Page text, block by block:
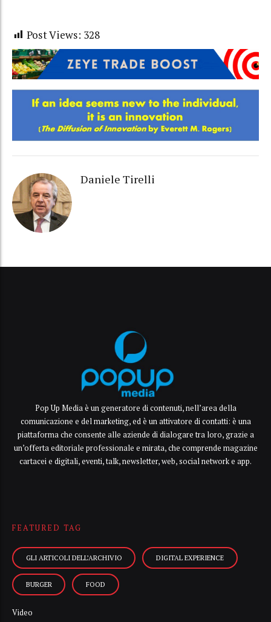
Post Views: 328
Daniele Tirelli
Pop Up Media è un generatore di contenuti, nell’area della
comunicazione e del marketing, ed è un attivatore di contatti: è una
piattaforma che consente alle aziende di dialogare tra loro, grazie a
un’offerta editoriale professionale e mirata, che comprende magazine
cartacei e digitali, eventi, talk, newsletter, web, social network e app.
FEATURED TAG
GLI ARTICOLI DELL’ARCHIVIO DIGITAL EXPERIENCE
BURGER FOOD
Video